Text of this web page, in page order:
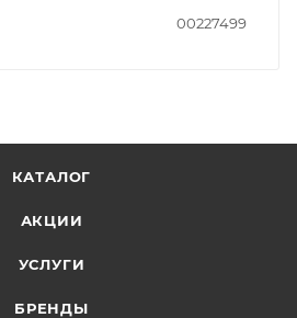
00227499
КАТАЛОГ
АКЦИИ
УСЛУГИ
БРЕНДЫ